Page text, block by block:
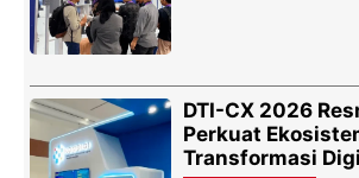
DTI-CX 2026
Perkuat
Transformasi